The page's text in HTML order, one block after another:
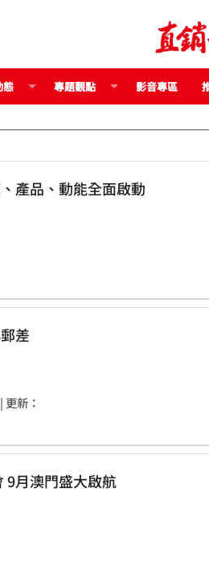
態 專題觀點 影音專區
週年里程碑 制度、產品、動能全面啟動
郵差
| 更新：
會 9月澳門盛大啟航